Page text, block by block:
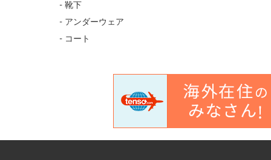
- 靴下
- アンダーウェア
- コート